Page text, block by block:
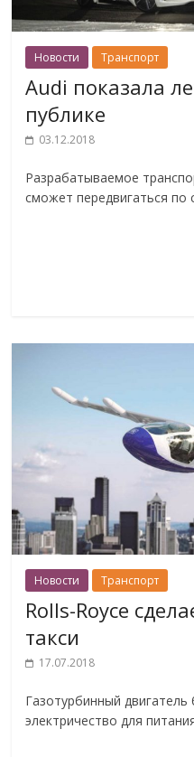
Новости Транспорт
Audi показала
публике
03.12.2018
Разрабатываемое
сможет передвигаться по
Новости Транспорт
Rolls-Royce
такси
17.07.2018
Газотурбинный
электричество для